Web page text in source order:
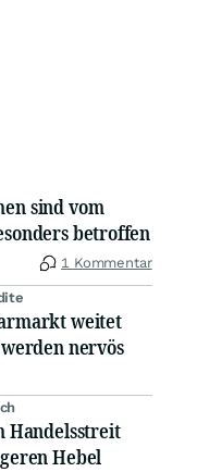
sind vom
betroffen
1 Kommentar
weitet
nervös
Handelsstreit
Hebel